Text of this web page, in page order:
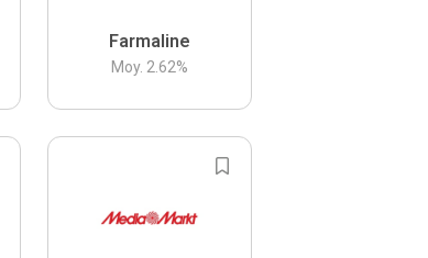
Farmaline
Moy. 2.62%